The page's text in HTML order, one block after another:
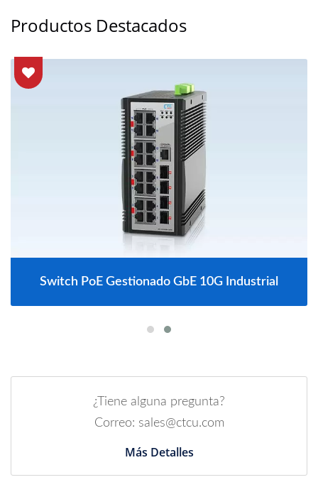
Productos Destacados
Switch PoE Gestionado GbE 10G Industrial
¿Tiene alguna pregunta?
Correo: sales@ctcu.com
Más Detalles